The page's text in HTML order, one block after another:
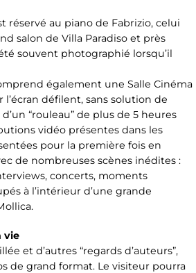
réservé au piano de Fabrizio, celui
salon de Villa Paradiso et près
souvent photographié lorsqu’il
également une Salle Cinéma
l’écran défilent, sans solution de
“rouleau” de plus de 5 heures
vidéo présentes dans les
pour la première fois en
de nombreuses scènes inédites :
concerts, moments
à l’intérieur d’une grande
vie
et d’autres “regards d’auteurs”,
de grand format. Le visiteur pourra